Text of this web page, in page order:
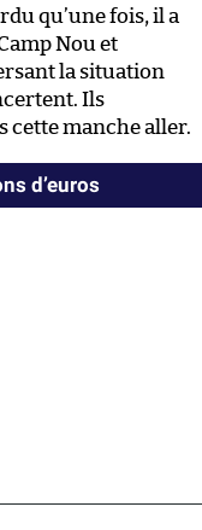
qu’une fois, il a
Nou et
la situation
Ils
cette manche aller.
d’euros